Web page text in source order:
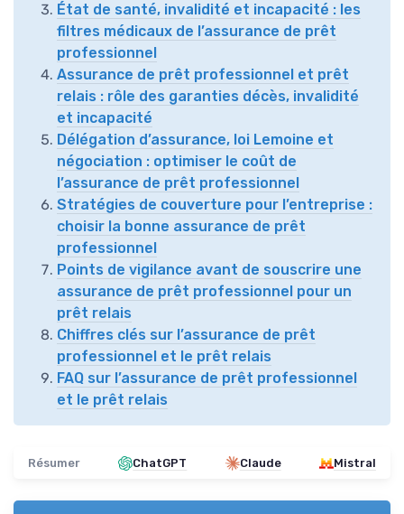
État de santé, invalidité et incapacité : les
filtres médicaux de l’assurance de prêt
professionnel
Assurance de prêt professionnel et prêt
relais : rôle des garanties décès, invalidité
et incapacité
Délégation d’assurance, loi Lemoine et
négociation : optimiser le coût de
l’assurance de prêt professionnel
Stratégies de couverture pour l’entreprise :
choisir la bonne assurance de prêt
professionnel
Points de vigilance avant de souscrire une
assurance de prêt professionnel pour un
prêt relais
Chiffres clés sur l’assurance de prêt
professionnel et le prêt relais
FAQ sur l’assurance de prêt professionnel
et le prêt relais
Résumer ChatGPT Claude Mistral